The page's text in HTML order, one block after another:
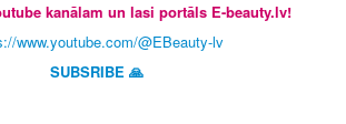
kanālam un lasi portāls E-beauty.lv!
www.youtube.com/@EBeauty-lv
SUBSRIBE 🙏